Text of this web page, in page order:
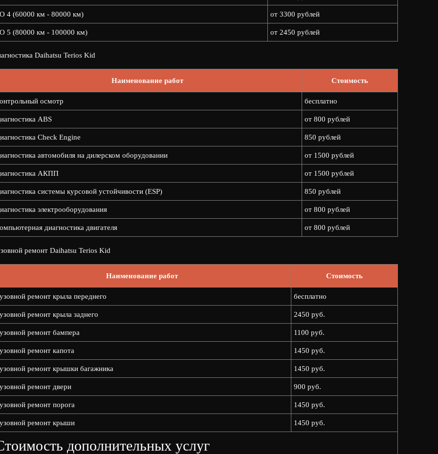
4 (60000 км - 80000 км) от 3300 рублей
5 (80000 км - 100000 км) от 2450 рублей
Daihatsu Terios Kid
Наименование работ Стоимость
осмотр бесплатно
ABS от 800 рублей
Check Engine 850 рублей
автомобиля на дилерском оборудовании от 1500 рублей
АКПП от 1500 рублей
системы курсовой устойчивости (ESP) 850 рублей
электрооборудования от 800 рублей
диагностика двигателя от 800 рублей
ремонт Daihatsu Terios Kid
Наименование работ Стоимость
ремонт крыла переднего бесплатно
ремонт крыла заднего 2450 руб.
ремонт бампера 1100 руб.
ремонт капота 1450 руб.
ремонт крышки багажника 1450 руб.
ремонт двери 900 руб.
ремонт порога 1450 руб.
ремонт крыши 1450 руб.
дополнительных услуг